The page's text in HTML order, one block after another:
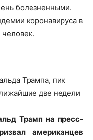
болезненными.
коронавируса в
Трампа, пик
две недели
Трамп на пресс-
американцев